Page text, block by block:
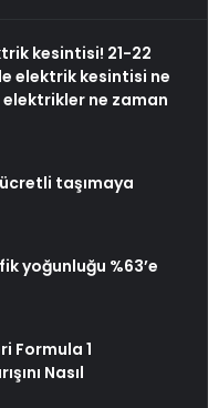
kesintisi! 21-22
elektrik kesintisi ne
ne zaman
ücretli taşımaya
yoğunluğu %63’e
Formula 1
Nasıl